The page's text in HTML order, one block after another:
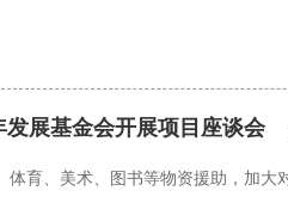
展基金会开展项目座谈会
育、美术、图书等物资援助，加大